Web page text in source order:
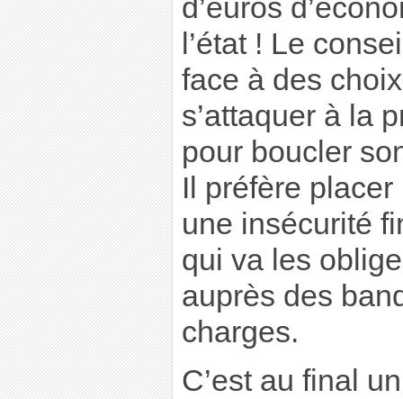
d’euros
l’état ! Le
face à des
s’attaquer à la
pour boucler
Il préfère
une insécurité
qui va les
auprès des
charges.
C’est au final